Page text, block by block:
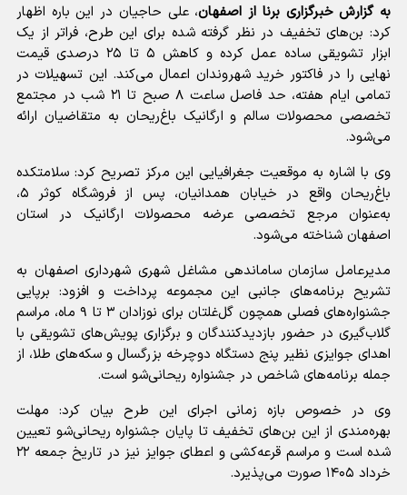
به گزارش خبرگزاری برنا از اصفهان، علی حاجیان در این باره اظهار
کرد: بن‌های تخفیف در نظر گرفته شده برای این طرح، فراتر از یک
ابزار تشویقی ساده عمل کرده و کاهش ۵ تا ۲۵ درصدی قیمت
نهایی را در فاکتور خرید شهروندان اعمال می‌کند. این تسهیلات در
تمامی ایام هفته، حد فاصل ساعت ۸ صبح تا ۲۱ شب در مجتمع
تخصصی محصولات سالم و ارگانیک باغ‌ریحان به متقاضیان ارائه
می‌شود.
وی با اشاره به موقعیت جغرافیایی این مرکز تصریح کرد: سلامتکده
باغ‌ریحان واقع در خیابان همدانیان، پس از فروشگاه کوثر ۵،
به‌عنوان مرجع تخصصی عرضه محصولات ارگانیک در استان
اصفهان شناخته می‌شود.
مدیرعامل سازمان ساماندهی مشاغل شهری شهرداری اصفهان به
تشریح برنامه‌های جانبی این مجموعه پرداخت و افزود: برپایی
جشنواره‌های فصلی همچون گل‌غلتان برای نوزادان ۳ تا ۹ ماه، مراسم
گلاب‌گیری در حضور بازدیدکنندگان و برگزاری پویش‌های تشویقی با
اهدای جوایزی نظیر پنج دستگاه دوچرخه بزرگسال و سکه‌های طلا، از
جمله برنامه‌های شاخص در جشنواره ریحانی‌شو است.
وی در خصوص بازه زمانی اجرای این طرح بیان کرد: مهلت
بهره‌مندی از این بن‌های تخفیف تا پایان جشنواره ریحانی‌شو تعیین
شده است و مراسم قرعه‌کشی و اعطای جوایز نیز در تاریخ جمعه ۲۲
خرداد ۱۴۰۵ صورت می‌پذیرد.